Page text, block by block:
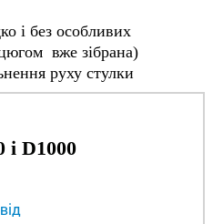
і без особливих
вже зібрана)
руху стулки
і D1000